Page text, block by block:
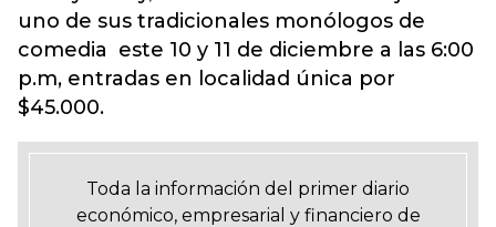
uno de sus tradicionales monólogos de
comedia este 10 y 11 de diciembre a las 6:00
p.m, entradas en localidad única por
$45.000.
Toda la información del primer diario
económico, empresarial y financiero de